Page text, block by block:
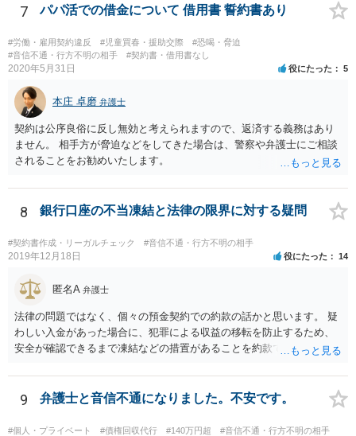
7 パパ活での借金について 借用書 誓約書あり
#労働・雇用契約違反 #児童買春・援助交際
#恐喝・脅迫
#音信不通・行方不明の相手
#契約書・借用書なし
2020年5月31日 役にたった 5
本庄 卓磨 弁護士
契約は公序良俗に反し無効と考えられますので、返済する義務はあり
ません。 相手方が脅迫などをしてきた場合は、警察や弁護士にご相談
されることをお勧めいたします。
8 銀行口座の不当凍結と法律の限界に対する疑問
#契約書作成・リーガルチェック #音信不通・行方不明の相手
2019年12月18日 役にたった 14
匿名A 弁護士
法律の問題ではなく、個々の預金契約での約款の話かと思います。 疑
わしい入金があった場合に、犯罪による収益の移転を防止するため、
安全が確認できるまで凍結などの措置があることを約款で定めている
口座を開設している以上、応じざるを得ません。 銀行に根拠を確認し
てみるとよいでしょう。
9 弁護士と音信不通になりました。不安です。
#個人・プライベート #債権回収代行 #140万円超 #音信不通・行方不明の相手